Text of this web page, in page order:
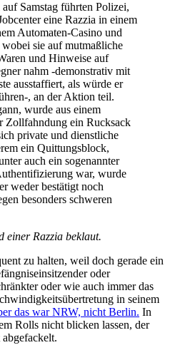
Samstag führten Polizei,
eine Razzia in einem
Automaten-Casino und
sie auf mutmaßliche
und Hinweise auf
nahm -demonstrativ mit
ausstaffiert, als würde er
, an der Aktion teil.
wurde aus einem
Zollfahndung ein Rucksack
private und dienstliche
ein Quittungsblock,
auch ein sogenannter
war, wurde
weder bestätigt noch
besonders schweren
Razzia beklaut.
zu halten, weil doch gerade ein
oder
oder wie auch immer das
in seinem
das war NRW, nicht Berlin. In
Rolls nicht blicken lassen, der